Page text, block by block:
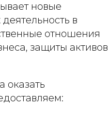
новые
в
отношения
защиты активов
оказать